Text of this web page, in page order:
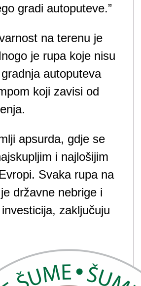
gradi autoputeve.”
na terenu je
je rupa koje nisu
autoputeva
koji zavisi od
apsurda, gdje se
i najlošijim
Svaka rupa na
državne nebrige i
zaključuju